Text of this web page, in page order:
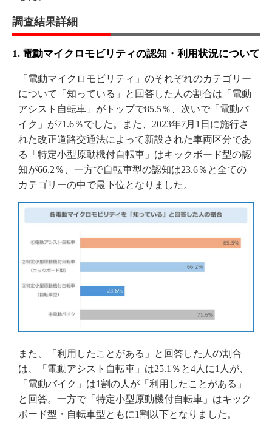
調査結果詳細
1. 電動マイクロモビリティの認知・利用状況について
「電動マイクロモビリティ」のそれぞれのカテゴリー
について「知っている」と回答した人の割合は「電動
アシスト自転車」がトップで85.5％、次いで「電動バ
イク」が71.6％でした。また、2023年7月1日に施行さ
れた改正道路交通法によって新設された車両区分であ
る「特定小型原動機付自転車」はキックボード型の認
知が66.2％、一方で自転車型の認知は23.6％と全ての
カテゴリーの中で最下位となりました。
また、「利用したことがある」と回答した人の割合
は、「電動アシスト自転車」は25.1％と4人に1人が、
「電動バイク」は1割の人が「利用したことがある」
と回答。一方で「特定小型原動機付自転車」はキック
ボード型・自転車型ともに1割以下となりました。